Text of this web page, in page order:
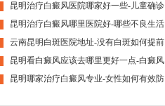
昆明治疗白癜风医院哪家好一些-儿童确诊
昆明治疗白癜风哪里医院好-哪些不良生活
云南昆明白斑医院地址-没有白斑如何提前
昆明看白癜风应该去哪里更好一点-白癜风
昆明哪家治疗白癜风专业-女性如何有效防